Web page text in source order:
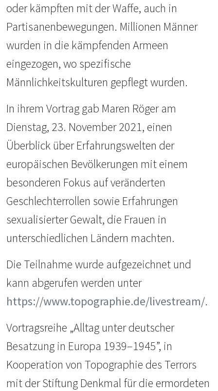
oder kämpften mit der Waffe, auch in
Partisanenbewegungen. Millionen Männer
wurden in die kämpfenden Armeen
eingezogen, wo spezifische
Männlichkeitskulturen gepflegt wurden.
In ihrem Vortrag gab Maren Röger am
Dienstag, 23. November 2021, einen
Überblick über Erfahrungswelten der
europäischen Bevölkerungen mit einem
besonderen Fokus auf veränderten
Geschlechterrollen sowie Erfahrungen
sexualisierter Gewalt, die Frauen in
unterschiedlichen Ländern machten.
Die Teilnahme wurde aufgezeichnet und
kann abgerufen werden unter
https://www.topographie.de/livestream/.
Vortragsreihe „Alltag unter deutscher
Besatzung in Europa 1939–1945”, in
Kooperation von Topographie des Terrors
mit der Stiftung Denkmal für die ermordeten